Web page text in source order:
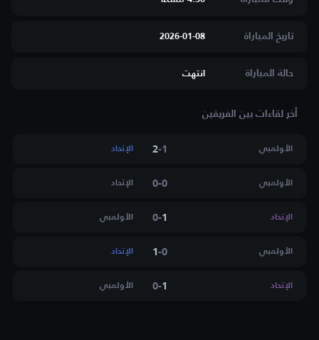
تاريخ المباراة 2026-01-08
حالة المباراة انتهت
أخر لقاءات بين الفريقين
الأولمبي 1
-
2 الإتحاد
الأولمبي 0
-
0 الإتحاد
الإتحاد 1
-
0 الأولمبي
الأولمبي 0
-
1 الإتحاد
الإتحاد 1
-
0 الأولمبي